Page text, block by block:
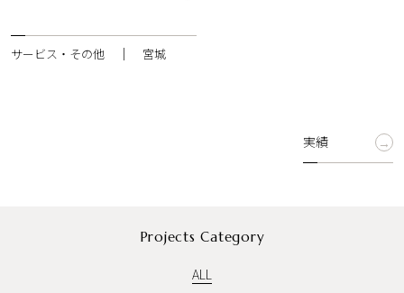
サービス・その他 ｜ 宮城
実績
Projects Category
ALL